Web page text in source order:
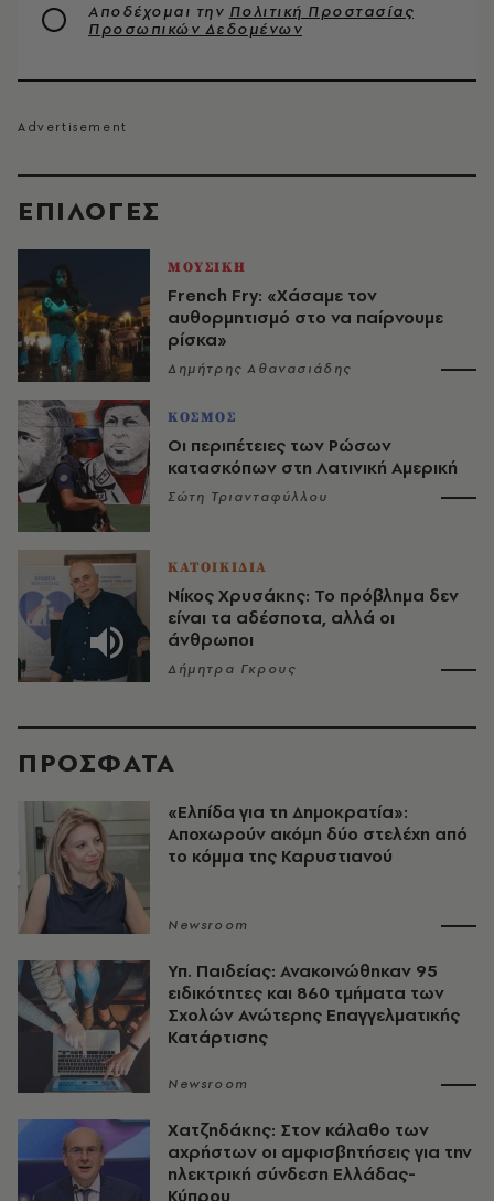
EΠΙΛΟΓΈΣ
ΜΟΥΣΙΚΗ
French Fry: «Χάσαμε τον
αυθορμητισμό στο να παίρνουμε
ρίσκα»
Δημήτρης Αθανασιάδης
ΚΟΣΜΟΣ
Οι περιπέτειες των Ρώσων
κατασκόπων στη Λατινική Αμερική
Σώτη Τριανταφύλλου
ΚΑΤΟΙΚΙΔΙΑ
Νίκος Χρυσάκης: Το πρόβλημα δεν
είναι τα αδέσποτα, αλλά οι
άνθρωποι
Δήμητρα Γκρους
Αποδέχομαι την Πολιτική Προστασίας
Προσωπικών Δεδομένων
ΠΡΟΣΦΑΤΑ
«Ελπίδα για τη Δημοκρατία»:
Αποχωρούν ακόμη δύο στελέχη από
το κόμμα της Καρυστιανού
Newsroom
Υπ. Παιδείας: Ανακοινώθηκαν 95
ειδικότητες και 860 τμήματα των
Σχολών Ανώτερης Επαγγελματικής
Κατάρτισης
Newsroom
Χατζηδάκης: Στον κάλαθο των
αχρήστων οι αμφισβητήσεις για την
ηλεκτρική σύνδεση Ελλάδας-
Κύπρου